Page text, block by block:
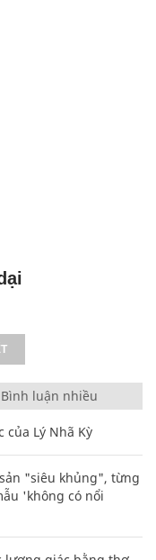
Bình luận nhiều
Lý Nhã Kỳ
"siêu khủng", từng
'không có nổi